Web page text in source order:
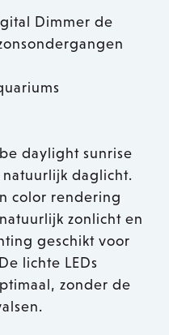
Dimmer de
daylight sunrise
daglicht.
color rendering
zonlicht en
geschikt voor
lichte LEDs
zonder de